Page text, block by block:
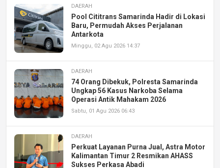
DAERAH
Pool Cititrans Samarinda Hadir di Lokasi
Baru, Permudah Akses Perjalanan
Antarkota
Minggu, 02 Agu 2026 14:37
DAERAH
74 Orang Dibekuk, Polresta Samarinda
Ungkap 56 Kasus Narkoba Selama
Operasi Antik Mahakam 2026
Sabtu, 01 Agu 2026 06:43
DAERAH
Perkuat Layanan Purna Jual, Astra Motor
Kalimantan Timur 2 Resmikan AHASS
Sukses Perkasa Abadi